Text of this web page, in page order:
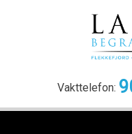
Vakttelefon: